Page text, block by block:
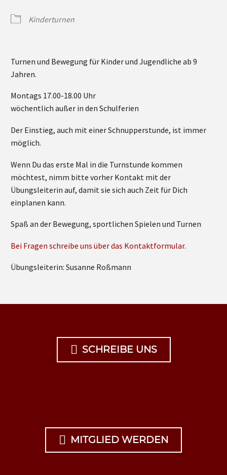
Kinderturnen
Turnen und Bewegung für Kinder und Jugendliche ab 9
Jahren.
Montags 17.00-18.00 Uhr
wöchentlich außer in den Schulferien
Der Einstieg, auch mit einer Schnupperstunde, ist immer
möglich.
Wenn Du das erste Mal in die Turnstunde kommen
möchtest, nimm bitte vorher Kontakt mit der
Übungsleiterin auf, damit sie sich auch Zeit für Dich
einplanen kann.
Spaß an der Bewegung, sportlichen Spielen und Turnen
Bei Fragen schreibe uns über das Kontaktformular.
Übungsleiterin: Susanne Roßmann
 SCHREIBE UNS
 MITGLIED WERDEN